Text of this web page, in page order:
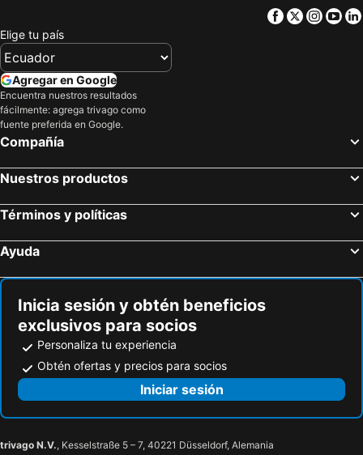
Facebook
Twitter
Elige tu país
Agregar en Google
Encuentra nuestros resultados
fácilmente: agrega trivago como
fuente preferida en Google.
Compañía
Nuestros productos
Términos y políticas
Ayuda
Inicia sesión y obtén beneficios
exclusivos para socios
Personaliza tu experiencia
Obtén ofertas y precios para socios
Iniciar sesión
trivago N.V., Kesselstraße 5 – 7, 40221 Düsseldorf, Alemania